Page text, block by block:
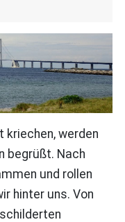
kriechen, werden
begrüßt. Nach
und rollen
hinter uns. Von